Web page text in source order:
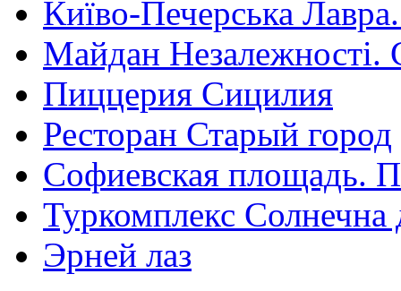
Київо-Печерська
Майдан Незалежності.
Пиццерия Сицилия
Ресторан Старый город
Софиевская площадь.
Туркомплекс Солнечна
Эрней лаз